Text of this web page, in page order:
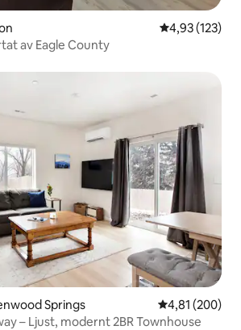
4,93 av 5 i
4,93 (123)
av Eagle County
Springs 4,81 av 5 i
4,81 (200)
– Ljust, modernt 2BR Townhouse